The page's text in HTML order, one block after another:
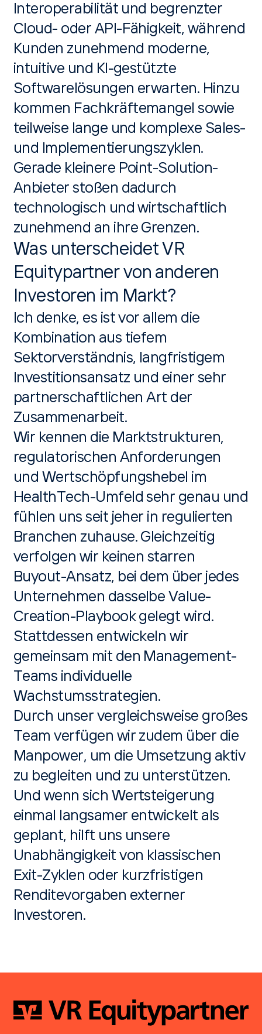
Interoperabilität und begrenzter
Cloud- oder API-Fähigkeit, während
Kunden zunehmend moderne,
intuitive und KI-gestützte
Softwarelösungen erwarten. Hinzu
kommen Fachkräftemangel sowie
teilweise lange und komplexe Sales-
und Implementierungszyklen.
Gerade kleinere Point-Solution-
Anbieter stoßen dadurch
technologisch und wirtschaftlich
zunehmend an ihre Grenzen.
Was unterscheidet VR
Equitypartner von anderen
Investoren im Markt?
Ich denke, es ist vor allem die
Kombination aus tiefem
Sektorverständnis, langfristigem
Investitionsansatz und einer sehr
partnerschaftlichen Art der
Zusammenarbeit.
Wir kennen die Marktstrukturen,
regulatorischen Anforderungen
und Wertschöpfungshebel im
HealthTech-Umfeld sehr genau und
fühlen uns seit jeher in regulierten
Branchen zuhause. Gleichzeitig
verfolgen wir keinen starren
Buyout-Ansatz, bei dem über jedes
Unternehmen dasselbe Value-
Creation-Playbook gelegt wird.
Stattdessen entwickeln wir
gemeinsam mit den Management-
Teams individuelle
Wachstumsstrategien.
Durch unser vergleichsweise großes
Team verfügen wir zudem über die
Manpower, um die Umsetzung aktiv
zu begleiten und zu unterstützen.
Und wenn sich Wertsteigerung
einmal langsamer entwickelt als
geplant, hilft uns unsere
Unabhängigkeit von klassischen
Exit-Zyklen oder kurzfristigen
Renditevorgaben externer
Investoren.